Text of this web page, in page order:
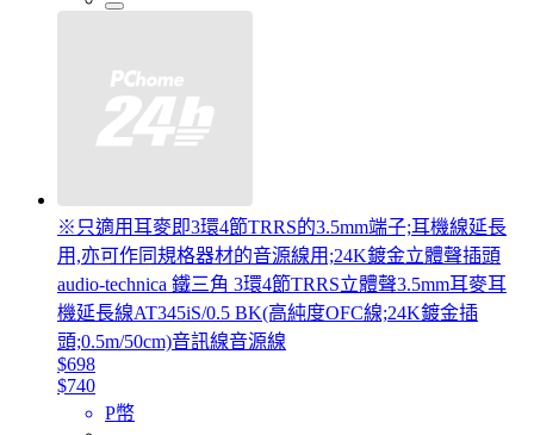
※只適用耳麥即3環4節TRRS的3.5mm端子;耳機線延長
用,亦可作同規格器材的音源線用;24K鍍金立體聲插頭
audio-technica 鐵三角 3環4節TRRS立體聲3.5mm耳麥耳
機延長線AT345iS/0.5 BK(高純度OFC線;24K鍍金插
頭;0.5m/50cm)音訊線音源線
$698
$740
P幣